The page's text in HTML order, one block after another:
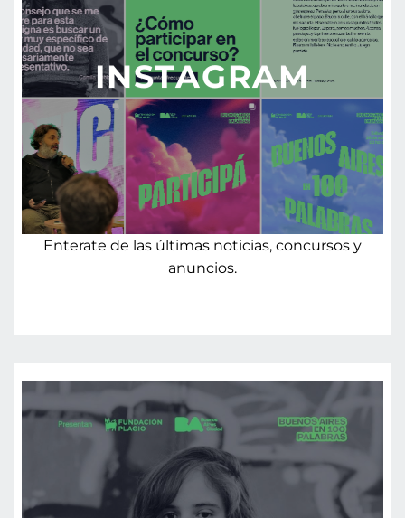
INSTAGRAM
Enterate de las últimas noticias, concursos y
anuncios.